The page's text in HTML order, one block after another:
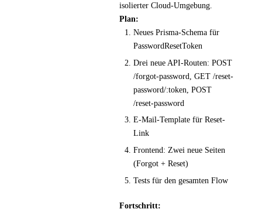
isolierter Cloud-Umgebung.
Plan:
Neues Prisma-Schema für
PasswordResetToken
Drei neue API-Routen: POST
/forgot-password, GET /reset-
password/:token, POST
/reset-password
E-Mail-Template für Reset-
Link
Frontend: Zwei neue Seiten
(Forgot + Reset)
Tests für den gesamten Flow
Fortschritt: